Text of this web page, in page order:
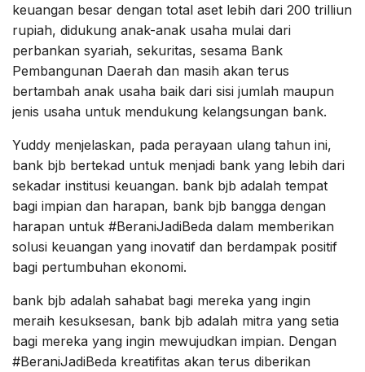
keuangan besar dengan total aset lebih dari 200 trilliun
rupiah, didukung anak-anak usaha mulai dari
perbankan syariah, sekuritas, sesama Bank
Pembangunan Daerah dan masih akan terus
bertambah anak usaha baik dari sisi jumlah maupun
jenis usaha untuk mendukung kelangsungan bank.
Yuddy menjelaskan, pada perayaan ulang tahun ini,
bank bjb bertekad untuk menjadi bank yang lebih dari
sekadar institusi keuangan. bank bjb adalah tempat
bagi impian dan harapan, bank bjb bangga dengan
harapan untuk #BeraniJadiBeda dalam memberikan
solusi keuangan yang inovatif dan berdampak positif
bagi pertumbuhan ekonomi.
bank bjb adalah sahabat bagi mereka yang ingin
meraih kesuksesan, bank bjb adalah mitra yang setia
bagi mereka yang ingin mewujudkan impian. Dengan
#BeraniJadiBeda kreatifitas akan terus diberikan